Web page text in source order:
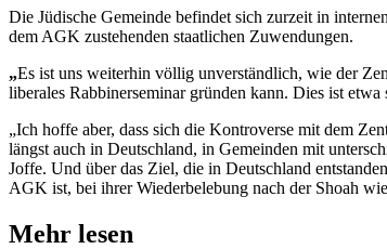
Die Jüdische Gemeinde befindet sich zurzeit in
dem AGK zustehenden staatlichen Zuwendungen.
„Es ist uns weiterhin völlig unverständlich, wie der
liberales Rabbinerseminar gründen kann. Dies ist etwa
„Ich hoffe aber, dass sich die Kontroverse mit dem
längst auch in Deutschland, in Gemeinden mit
Joffe. Und über das Ziel, die in Deutschland
AGK ist, bei ihrer Wiederbelebung nach der Shoah
Mehr lesen